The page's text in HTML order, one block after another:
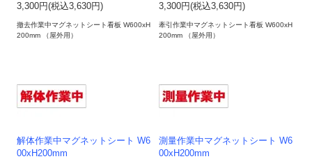
3,300円(税込3,630円)
撤去作業中マグネットシート看板 W600xH
200mm （屋外用）
3,300円(税込3,630円)
牽引作業中マグネットシート看板 W600xH
200mm （屋外用）
解体作業中マグネットシート W6
00xH200mm
測量作業中マグネットシート W6
00xH200mm